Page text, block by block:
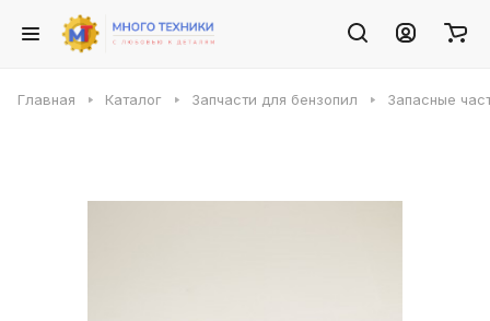
Главная Каталог Запчасти для бензопил Запасные